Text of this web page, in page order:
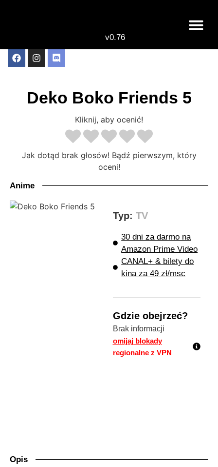
v0.76
Deko Boko Friends 5
Kliknij, aby ocenić!
Jak dotąd brak głosów! Bądź pierwszym, który
oceni!
Anime
Typ: TV
30 dni za darmo na
Amazon Prime Video
CANAL+ & bilety do
kina za 49 zł/msc
Gdzie obejrzeć?
Brak informacji
omijaj blokady
regionalne z VPN
Opis